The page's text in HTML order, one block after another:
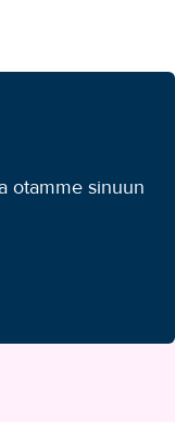
otamme sinuun